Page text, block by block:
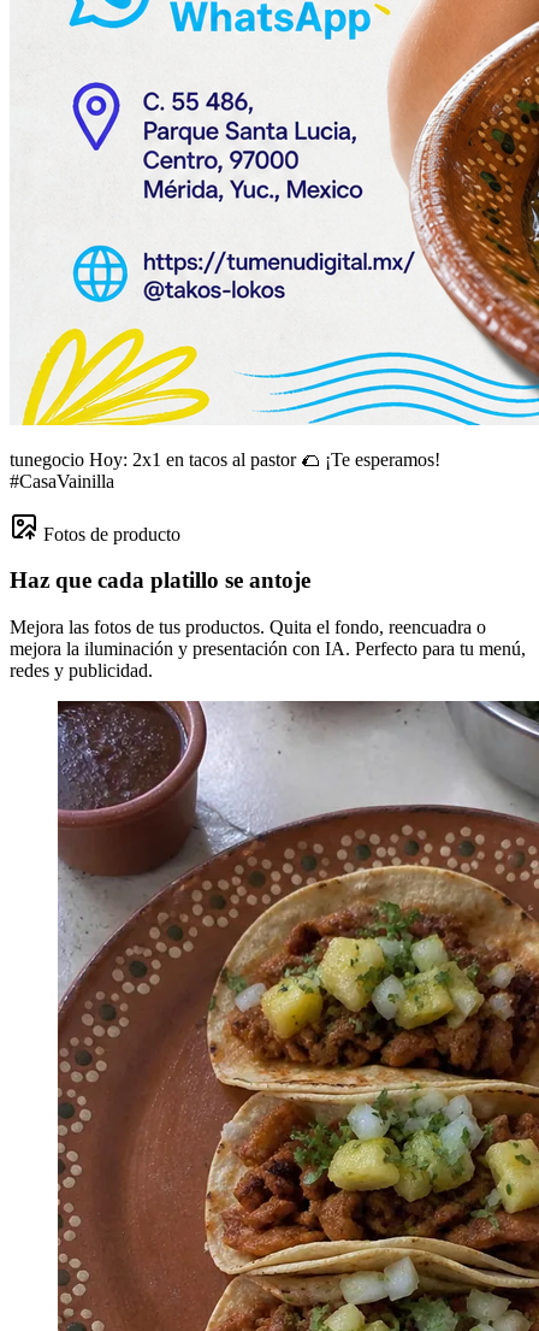
tunegocio Hoy: 2x1 en tacos al pastor 🌮 ¡Te esperamos!
#CasaVainilla
Fotos de producto
Haz que cada platillo se antoje
Mejora las fotos de tus productos. Quita el fondo, reencuadra o
mejora la iluminación y presentación con IA. Perfecto para tu menú,
redes y publicidad.